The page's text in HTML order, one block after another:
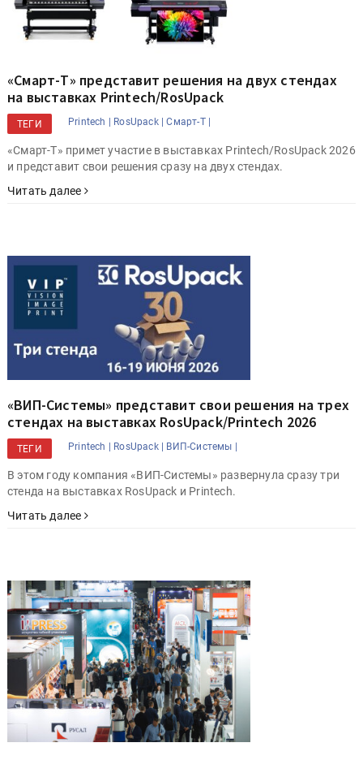
«Смарт-Т» представит решения на двух стендах
на выставках Printech/RosUpack
ТЕГИ Printech | RosUpack | Смарт-Т |
«Смарт-Т» примет участие в выставках Printech/RosUpack 2026
и представит свои решения сразу на двух стендах.
Читать далее
«ВИП-Системы» представит свои решения на трех
стендах на выставках RosUpack/Printech 2026
ТЕГИ Printech | RosUpack | ВИП-Системы |
В этом году компания «ВИП-Системы» развернула сразу три
стенда на выставках RosUpack и Printech.
Читать далее